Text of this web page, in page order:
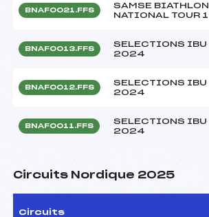
BNAF0021.FFS
SAMSE BIATHLON
NATIONAL TOUR 1
BNAF0013.FFS
SELECTIONS IBU
2024
BNAF0012.FFS
SELECTIONS IBU
2024
BNAF0011.FFS
SELECTIONS IBU
2024
Circuits Nordique 2025
Circuits